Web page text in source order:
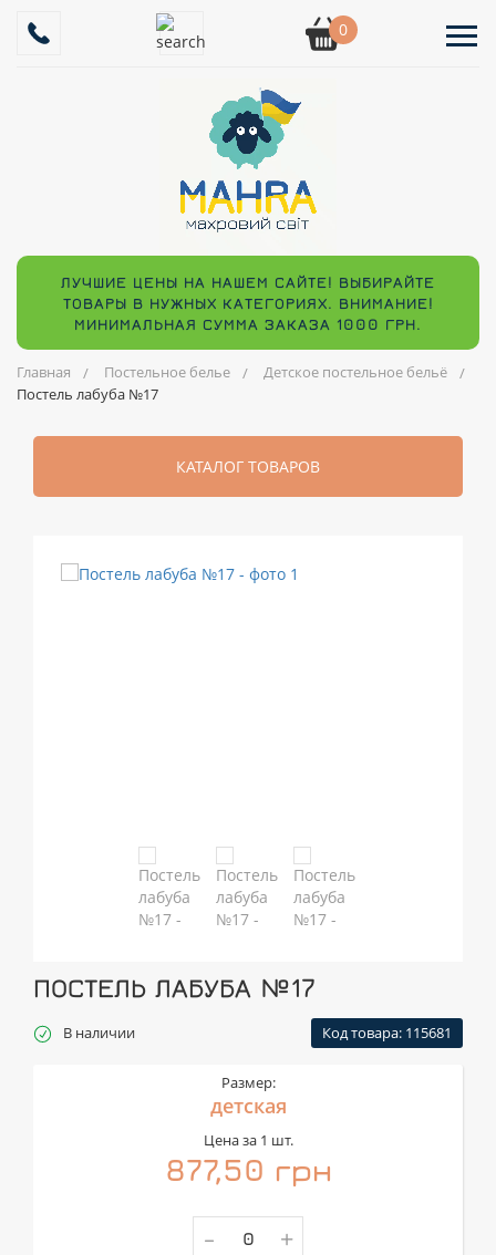
0
ЛУЧШИЕ ЦЕНЫ НА НАШЕМ САЙТЕ! ВЫБИРАЙТЕ
ТОВАРЫ В НУЖНЫХ КАТЕГОРИЯХ. ВНИМАНИЕ!
МИНИМАЛЬНАЯ СУММА ЗАКАЗА 1000 ГРН.
Главная Постельное белье
Детское постельное бельё
Постель лабуба №17
КАТАЛОГ ТОВАРОВ
ПОСТЕЛЬ ЛАБУБА №17
В наличии Код товара: 115681
Размер:
детская
Цена за 1 шт.
877,50 грн
- +